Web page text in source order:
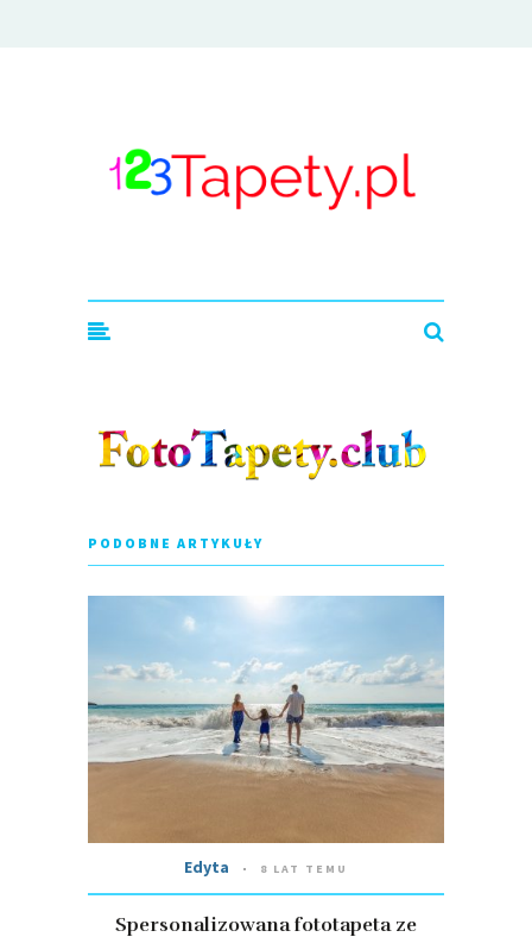
PODOBNE ARTYKUŁY
Edyta 8 LAT TEMU
Spersonalizowana fototapeta ze